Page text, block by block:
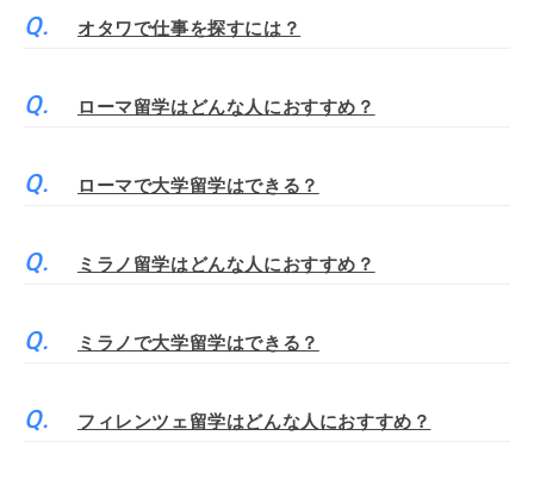
オタワで仕事を探すには？
ローマ留学はどんな人におすすめ？
ローマで大学留学はできる？
ミラノ留学はどんな人におすすめ？
ミラノで大学留学はできる？
フィレンツェ留学はどんな人におすすめ？